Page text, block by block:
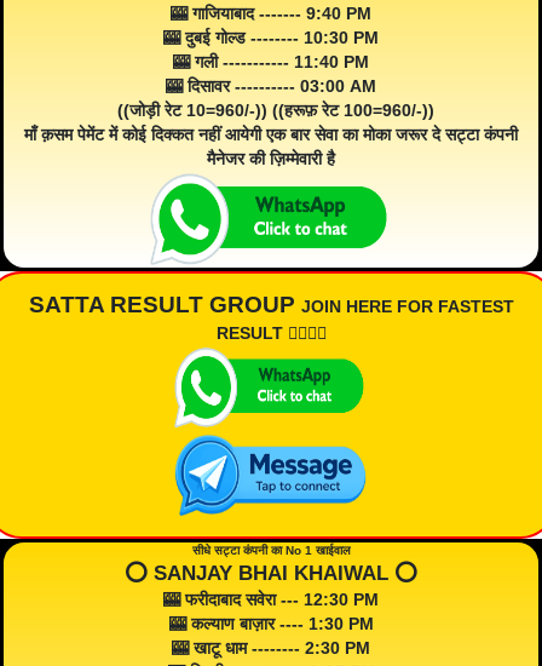
🎰 गाजियाबाद ------- 9:40 PM
🎰 दुबई गोल्ड -------- 10:30 PM
🎰 गली ----------- 11:40 PM
🎰 दिसावर ---------- 03:00 AM
((जोड़ी रेट 10=960/-)) ((हरूफ़ रेट 100=960/-))
माँ क़सम पेमेंट में कोई दिक्कत नहीं आयेगी एक बार सेवा का मोका जरूर दे सट्टा कंपनी
मैनेजर की ज़िम्मेवारी है
SATTA RESULT GROUP JOIN HERE FOR FASTEST
RESULT 👇🏾👇🏾
सीधे सट्टा कंपनी का No 1 खाईवाल
⭕️ SANJAY BHAI KHAIWAL ⭕️
🎰 फरीदाबाद सवेरा --- 12:30 PM
🎰 कल्याण बाज़ार ---- 1:30 PM
🎰 खाटू धाम -------- 2:30 PM